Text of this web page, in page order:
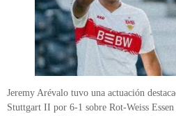
Jeremy Arévalo tuvo una actuación
Stuttgart II por 6-1 sobre Rot-Weiss